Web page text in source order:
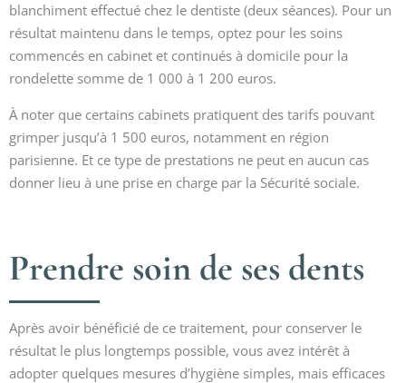
blanchiment effectué chez le dentiste (deux séances). Pour un
résultat maintenu dans le temps, optez pour les soins
commencés en cabinet et continués à domicile pour la
rondelette somme de 1 000 à 1 200 euros.
À noter que certains cabinets pratiquent des tarifs pouvant
grimper jusqu’à 1 500 euros, notamment en région
parisienne. Et ce type de prestations ne peut en aucun cas
donner lieu à une prise en charge par la Sécurité sociale.
Prendre soin de ses dents
Après avoir bénéficié de ce traitement, pour conserver le
résultat le plus longtemps possible, vous avez intérêt à
adopter quelques mesures d’hygiène simples, mais efficaces